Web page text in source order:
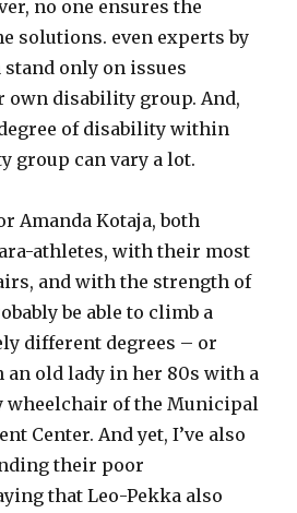
no one ensures the
solutions. even experts by
only on issues
disability group. And,
of disability within
group can vary a lot.
Amanda Kotaja, both
athletes, with their most
and with the strength of
be able to climb a
different degrees – or
an old lady in her 80s with a
wheelchair of the Municipal
Center. And yet, I’ve also
their poor
that Leo-Pekka also